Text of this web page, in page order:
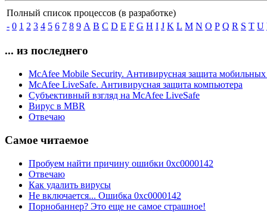
Полный список процессов (в разработке)
- 0 1 2 3 4 5 6 7 8 9 A B C D E F G H I J K L M N O P Q R S T U
... из последнего
McAfee Mobile Security. Антивирусная защита мобильных
McAfee LiveSafe. Антивирусная защита компьютера
Субъективный взгляд на McAfee LiveSafe
Вирус в MBR
Отвечаю
Самое читаемое
Пробуем найти причину ошибки 0xc0000142
Отвечаю
Как удалить вирусы
Не включается... Ошибка 0xc0000142
Порнобаннер? Это еще не самое страшное!